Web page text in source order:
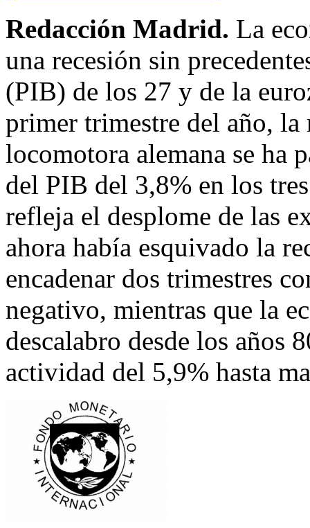
Redacción Madrid. La
una recesión sin
(PIB) de los 27 y de la
primer trimestre del año,
locomotora alemana se ha
del PIB del 3,8% en los
refleja el desplome de las
ahora había esquivado la
encadenar dos trimestres
negativo, mientras que la
descalabro desde los años
actividad del 5,9% hasta